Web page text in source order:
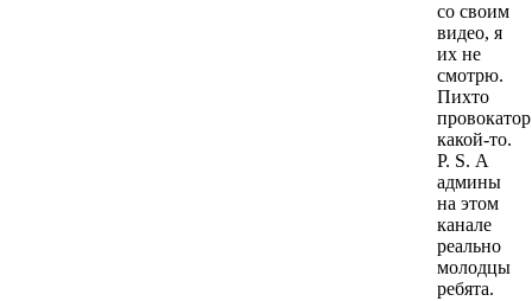
со своим
видео, я
их не
смотрю.
Пихто
провокатор
какой-то.
P. S. А
админы
на этом
канале
реально
молодцы
ребята.